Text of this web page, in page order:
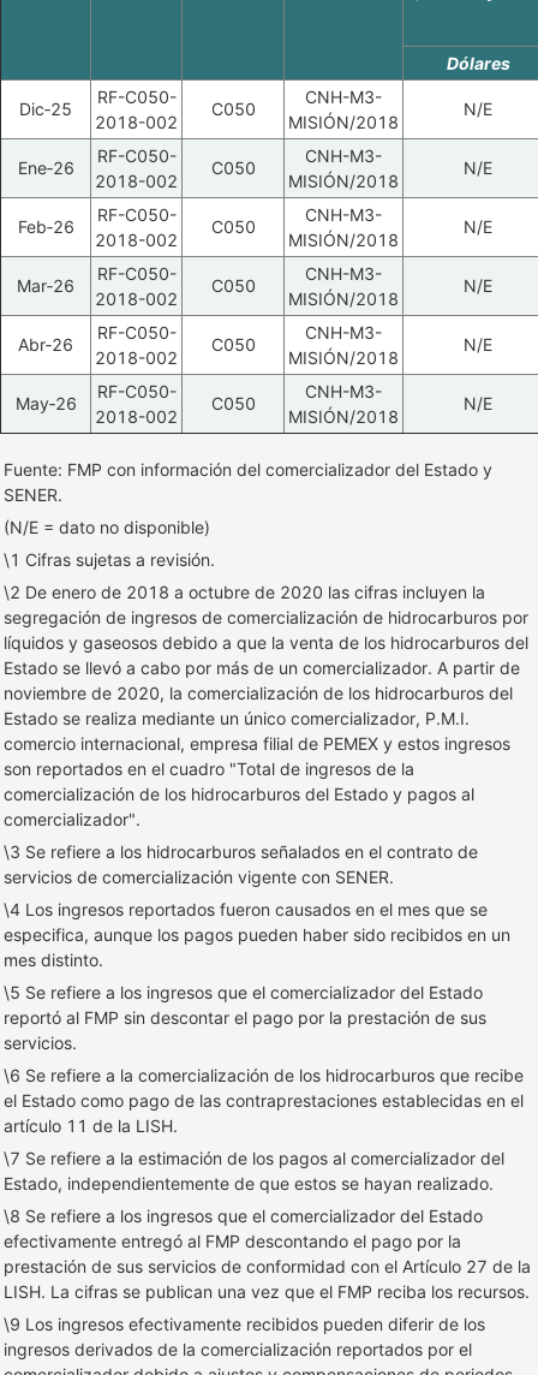
Dólares
Dic‑25
RF-C050-
2018-002
C050
CNH-M3-
MISIÓN/2018
N/E
Ene‑26
RF-C050-
2018-002
C050
CNH-M3-
MISIÓN/2018
N/E
Feb‑26
RF-C050-
2018-002
C050
CNH-M3-
MISIÓN/2018
N/E
Mar‑26
RF-C050-
2018-002
C050
CNH-M3-
MISIÓN/2018
N/E
Abr‑26
RF-C050-
2018-002
C050
CNH-M3-
MISIÓN/2018
N/E
May‑26
RF-C050-
2018-002
C050
CNH-M3-
MISIÓN/2018
N/E
Fuente: FMP con información del comercializador del Estado y
SENER.
(N/E = dato no disponible)
\1 Cifras sujetas a revisión.
\2 De enero de 2018 a octubre de 2020 las cifras incluyen la
segregación de ingresos de comercialización de hidrocarburos por
líquidos y gaseosos debido a que la venta de los hidrocarburos del
Estado se llevó a cabo por más de un comercializador. A partir de
noviembre de 2020, la comercialización de los hidrocarburos del
Estado se realiza mediante un único comercializador, P.M.I.
comercio internacional, empresa filial de PEMEX y estos ingresos
son reportados en el cuadro "Total de ingresos de la
comercialización de los hidrocarburos del Estado y pagos al
comercializador".
\3 Se refiere a los hidrocarburos señalados en el contrato de
servicios de comercialización vigente con SENER.
\4 Los ingresos reportados fueron causados en el mes que se
especifica, aunque los pagos pueden haber sido recibidos en un
mes distinto.
\5 Se refiere a los ingresos que el comercializador del Estado
reportó al FMP sin descontar el pago por la prestación de sus
servicios.
\6 Se refiere a la comercialización de los hidrocarburos que recibe
el Estado como pago de las contraprestaciones establecidas en el
artículo 11 de la LISH.
\7 Se refiere a la estimación de los pagos al comercializador del
Estado, independientemente de que estos se hayan realizado.
\8 Se refiere a los ingresos que el comercializador del Estado
efectivamente entregó al FMP descontando el pago por la
prestación de sus servicios de conformidad con el Artículo 27 de la
LISH. La cifras se publican una vez que el FMP reciba los recursos.
\9 Los ingresos efectivamente recibidos pueden diferir de los
ingresos derivados de la comercialización reportados por el